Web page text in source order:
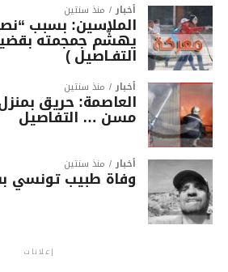
أخبار منذ سنتين
الملاسين: بسبب
يهشّم جمجمته
التفـاصيل )
أخبار منذ سنتين
العاصمة: حريق
مسن … التفاصيل
أخبار منذ سنتين
وفاة طبيب تونسي
إعلانات